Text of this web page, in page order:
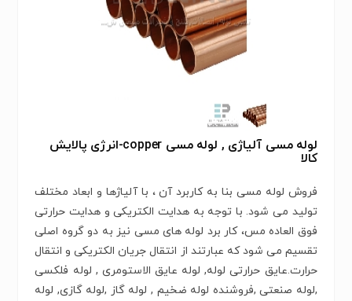
لوله مسی آلیاژی , لوله مسی copper-انرژی پالایش
کالا
فروش لوله مسی بنا به کاربرد آن ، با آلیاژها و ابعاد مختلف
تولید می شود. با توجه به هدایت الکتریکی و هدایت حرارتی
فوق العاده مس، کار برد لوله های مسی نیز به دو گروه اصلی
تقسیم می شود که عبارتند از انتقال جریان الکتریکی و انتقال
حرارت.عایق حرارتی لوله, لوله عایق الاستومری , لوله فلکسی
,لوله صنعتی ,فروشنده لوله ضخیم , لوله گاز ,لوله گازی, لوله